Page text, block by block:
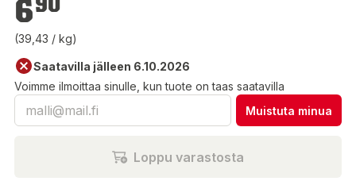
6
(39,43 / kg)
Saatavilla jälleen 6.10.2026
Voimme ilmoittaa sinulle, kun tuote on taas saatavilla
Muistuta minua
Loppu varastosta